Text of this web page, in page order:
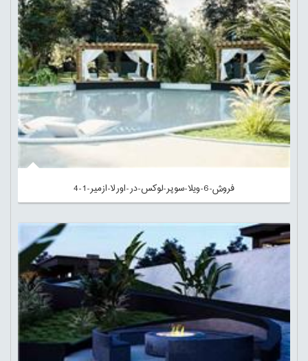
فروش-6-ویلا-سوپر-لوکس-در-اورلا-ازمیر-1-4